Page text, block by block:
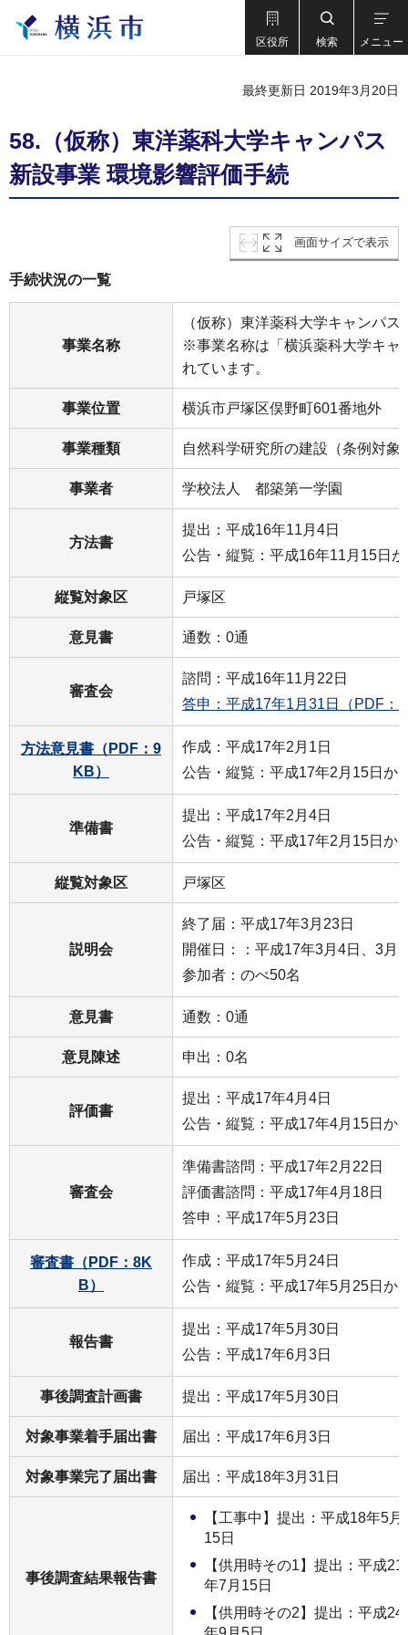
区役所 検索 メニュー
最終更新日 2019年3月20日
58.（仮称）東洋薬科大学キャンパス
新設事業 環境影響評価手続
画面サイズで表示
手続状況の一覧
事業名称
（仮称）東洋薬科大学キャンパス
※事業名称は「横浜薬科大学キャ
れています。
事業位置 横浜市戸塚区俣野町601番地外
事業種類 自然科学研究所の建設（条例対象
事業者 学校法人 都築第一学園
方法書
提出：平成16年11月4日
公告・縦覧：平成16年11月15日
縦覧対象区 戸塚区
意見書 通数：0通
審査会
諮問：平成16年11月22日
答申：平成17年1月31日（PDF：
方法意見書（PDF：9
KB）
作成：平成17年2月1日
公告・縦覧：平成17年2月15日か
準備書
提出：平成17年2月4日
公告・縦覧：平成17年2月15日か
縦覧対象区 戸塚区
説明会
終了届：平成17年3月23日
開催日：：平成17年3月4日、3月
参加者：のべ50名
意見書 通数：0通
意見陳述 申出：0名
評価書
提出：平成17年4月4日
公告・縦覧：平成17年4月15日か
審査会
準備書諮問：平成17年2月22日
評価書諮問：平成17年4月18日
答申：平成17年5月23日
審査書（PDF：8K
B）
作成：平成17年5月24日
公告・縦覧：平成17年5月25日か
報告書
提出：平成17年5月30日
公告：平成17年6月3日
事後調査計画書 提出：平成17年5月30日
対象事業着手届出書 届出：平成17年6月3日
対象事業完了届出書 届出：平成18年3月31日
事後調査結果報告書
【工事中】提出：平成18年5
15日
【供用時その1】提出：平成
年7月15日
【供用時その2】提出：平成